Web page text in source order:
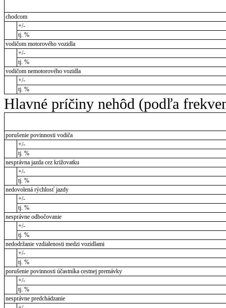
chodcom
+/-
tj. %
vodičom motorového vozidla
+/-
tj. %
vodičom nemotorového vozidla
+/-
tj. %
Hlavné príčiny nehôd (podľa
porušenie povinnosti vodiča
+/-
tj. %
nesprávna jazda cez križovatku
+/-
tj. %
nedovolená rýchlosť jazdy
+/-
tj. %
nesprávne odbočovanie
+/-
tj. %
nedodržanie vzdialenosti medzi vozidlami
+/-
tj. %
porušenie povinnosti účastníka cestnej premávky
+/-
tj. %
nesprávne predchádzanie